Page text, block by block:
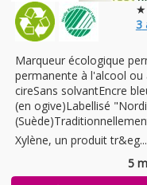
3
Marqueur écologique
permanente à l'alcool ou
cireSans solvantEncre
(en ogive)Labellisé
Xylène, un produit tr&eg...
5